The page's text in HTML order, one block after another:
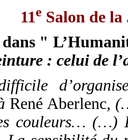
11e Salon de la
"
: celui de
René Aberlenc,
couleurs… (…)